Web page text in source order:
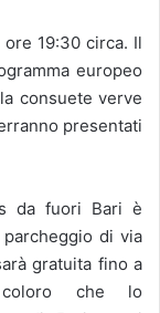
19:30 circa. Il
europeo
consuete verve
presentati
da fuori Bari è
di via
gratuita fino a
coloro che lo